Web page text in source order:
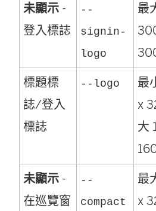
未顯示 -
登入標誌
--
signin-
logo
最
標題標
誌/登入
標誌
--logo
最
x
大
未顯示 -
在巡覽窗
--
compact
最
x